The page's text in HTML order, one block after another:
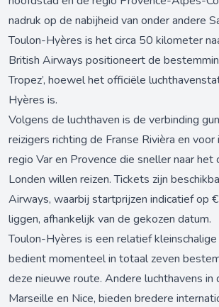
nadruk op de nabijheid van onder andere
Toulon-Hyères is het circa 50 kilometer
British Airways positioneert de
Tropez’, hoewel het officiële
Hyères is.
Volgens de luchthaven is de verbinding
reizigers richting de Franse Rivièra en
regio Var en Provence die sneller naar het
Londen willen reizen. Tickets zijn
Airways, waarbij startprijzen indicatief op
liggen, afhankelijk van de gekozen datum.
Toulon-Hyères is een relatief
bedient momenteel in totaal zeven
deze nieuwe route. Andere luchthavens in
Marseille en Nice, bieden bredere